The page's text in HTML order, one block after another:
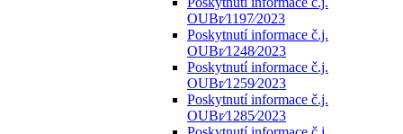
OUBr⁄1197⁄2023
Poskytnutí informace č.j.
OUBr⁄1248⁄2023
Poskytnutí informace č.j.
OUBr⁄1259⁄2023
Poskytnutí informace č.j.
OUBr⁄1285⁄2023